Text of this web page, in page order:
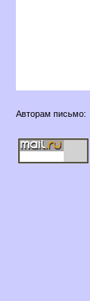
Авторам письмо: